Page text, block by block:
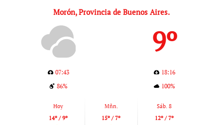
Morón, Provincia de Buenos Aires.
9º
07:43
18:16
86%
100%
Hoy
14º / 9º
Mñn.
15º / 7º
Sáb. 8
12º / 7º